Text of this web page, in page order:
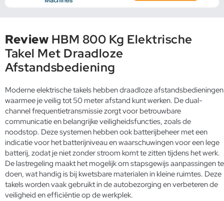
Review HBM 800 Kg Elektrische
Takel Met Draadloze
Afstandsbediening
Moderne elektrische takels hebben draadloze afstandsbedieningen
waarmee je veilig tot 50 meter afstand kunt werken. De dual-
channel frequentietransmissie zorgt voor betrouwbare
communicatie en belangrijke veiligheidsfuncties, zoals de
noodstop. Deze systemen hebben ook batterijbeheer met een
indicatie voor het batterijniveau en waarschuwingen voor een lege
batterij, zodat je niet zonder stroom komt te zitten tijdens het werk.
De lastregeling maakt het mogelijk om stapsgewijs aanpassingen te
doen, wat handig is bij kwetsbare materialen in kleine ruimtes. Deze
takels worden vaak gebruikt in de autobezorging en verbeteren de
veiligheid en efficiëntie op de werkplek.